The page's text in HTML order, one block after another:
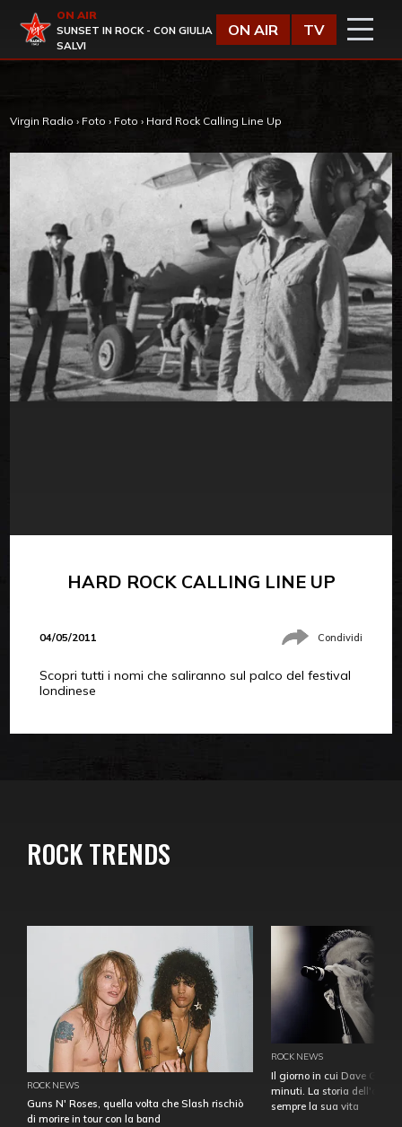
Virgin Radio
ON AIR
SUNSET IN ROCK - CON GIULIA
SALVI
ON AIR TV
Virgin Radio › Foto › Foto › Hard Rock Calling Line Up
HARD ROCK CALLING LINE UP
04/05/2011 Condividi
Scopri tutti i nomi che saliranno sul palco del festival
londinese
ROCK TRENDS
ROCK NEWS
Guns N' Roses, quella volta che Slash rischiò
di morire in tour con la band
ROCK NEWS
Il giorno in cui Dave
minuti. La storia
sempre la sua vita